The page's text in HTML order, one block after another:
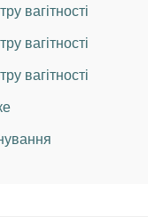
вагітності
вагітності
вагітності